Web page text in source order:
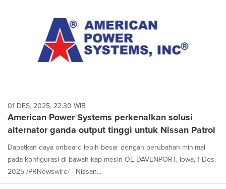
01 DES, 2025, 22:30 WIB
American Power Systems perkenalkan solusi
alternator ganda output tinggi untuk Nissan Patrol
Dapatkan daya onboard lebih besar dengan perubahan minimal
pada konfigurasi di bawah kap mesin OE DAVENPORT, Iowa, 1 Des.
2025 /PRNewswire/ - Nissan...